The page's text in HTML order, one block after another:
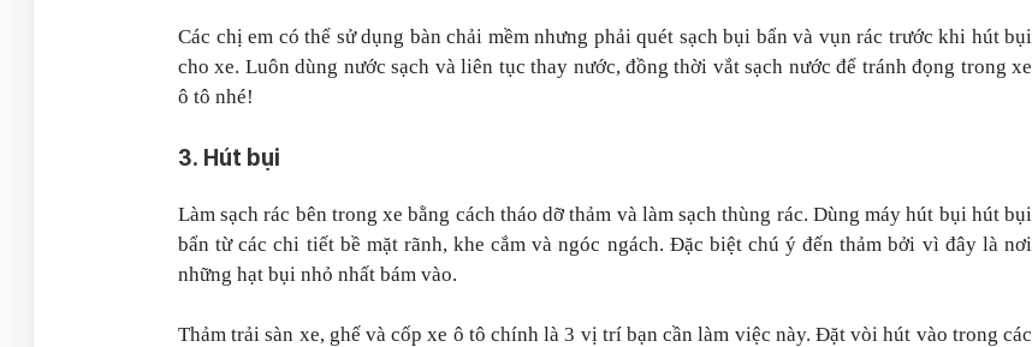
Các chị em có thể sử dụng bàn chải mềm nhưng phải quét sạch bụi bẩn và vụn rác trước khi hút bụi
cho xe. Luôn dùng nước sạch và liên tục thay nước, đồng thời vắt sạch nước để tránh đọng trong xe
ô tô nhé!
3. Hút bụi
Làm sạch rác bên trong xe bằng cách tháo dỡ thảm và làm sạch thùng rác. Dùng máy hút bụi hút bụi
bẩn từ các chi tiết bề mặt rãnh, khe cắm và ngóc ngách. Đặc biệt chú ý đến thảm bởi vì đây là nơi
những hạt bụi nhỏ nhất bám vào.
Thảm trải sàn xe, ghế và cốp xe ô tô chính là 3 vị trí bạn cần làm việc này. Đặt vòi hút vào trong các